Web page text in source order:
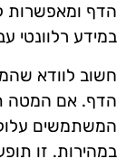
הדף ומאפשרות
במידע רלוונטי
חשוב לוודא
הדף. אם המטה
המשתמשים
במהירות. זו